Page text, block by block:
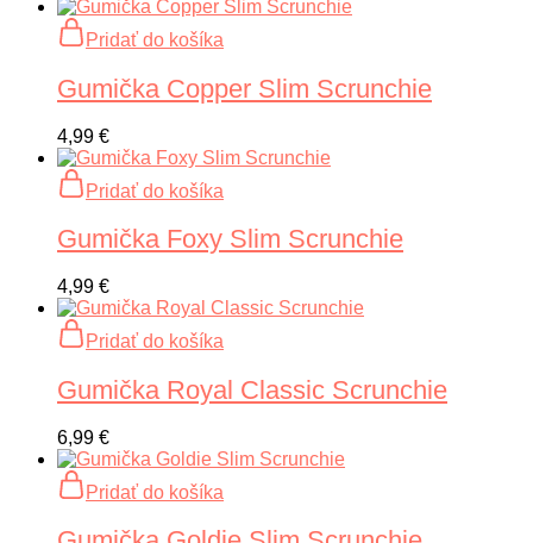
Pridať do košíka
Gumička Copper Slim Scrunchie
4,99 €
Pridať do košíka
Gumička Foxy Slim Scrunchie
4,99 €
Pridať do košíka
Gumička Royal Classic Scrunchie
6,99 €
Pridať do košíka